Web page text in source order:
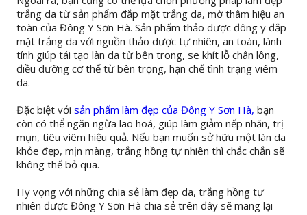
trắng da từ sản phẩm đắp mặt trắng da, mờ thâm hiệu an
toàn của Đông Y Sơn Hà. Sản phẩm thảo dược đông y đắp
mặt trắng da với nguồn thảo dược tự nhiên, an toàn, lành
tính giúp tái tạo làn da từ bên trong, se khít lỗ chân lông,
điều dưỡng cơ thể từ bên trọng, hạn chế tình trạng viêm
da.
Đặc biệt với sản phẩm làm đẹp của Đông Y Sơn Hà, bạn
còn có thể ngăn ngừa lão hoá, giúp làm giảm nếp nhăn, trị
mụn, tiêu viêm hiệu quả. Nếu bạn muốn sở hữu một làn da
khỏe đẹp, mịn màng, trắng hồng tự nhiên thì chắc chắn sẽ
không thể bỏ qua.
Hy vọng với những chia sẻ làm đẹp da, trắng hồng tự
nhiên được Đông Y Sơn Hà chia sẻ trên đây sẽ mang lại